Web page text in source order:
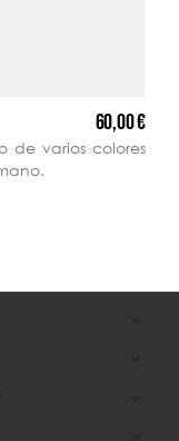
60,00 €
de varios colores